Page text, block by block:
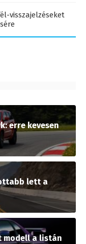
visszajelzéseket
erre kevesen
lett a
modell a listán